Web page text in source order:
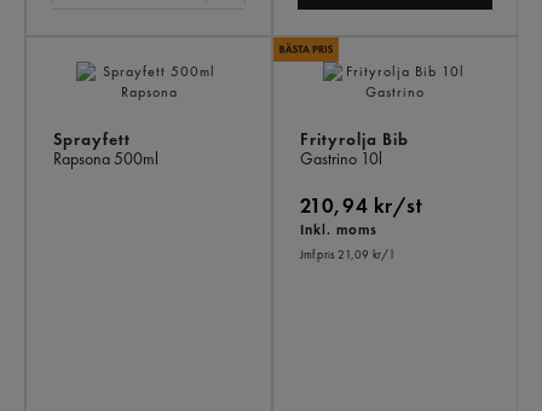
Sprayfett
Rapsona500ml
Frityrolja Bib
Gastrino 10l
210,94 kr/st
Inkl. moms
Jmf.pris 21,09 kr/ l